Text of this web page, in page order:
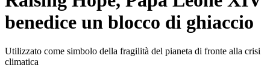
benedice un blocco di ghiaccio
Utilizzato come simbolo della fragilità del pianeta di fronte alla crisi
climatica